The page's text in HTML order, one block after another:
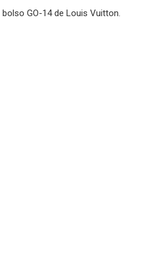
GO-14 de Louis Vuitton.